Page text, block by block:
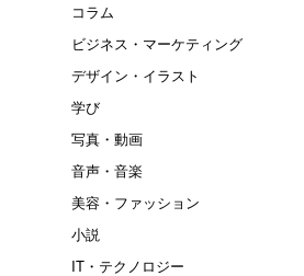
コラム
ビジネス・マーケティング
デザイン・イラスト
学び
写真・動画
音声・音楽
美容・ファッション
小説
IT・テクノロジー